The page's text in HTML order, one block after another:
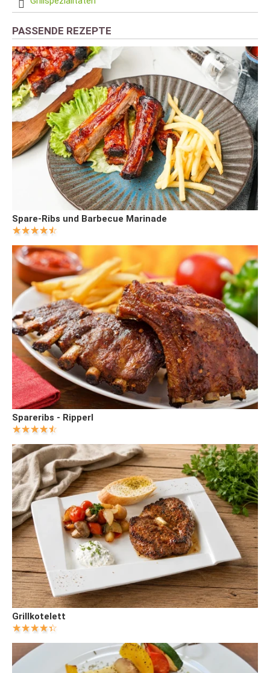
PASSENDE REZEPTE
Spare-Ribs und Barbecue Marinade
Spareribs - Ripperl
Grillkotelett